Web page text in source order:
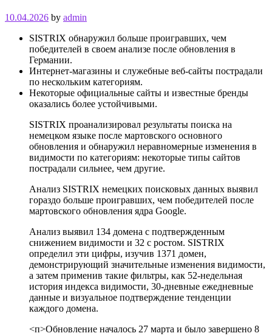
10.04.2026 by admin
SISTRIX обнаружил больше проигравших, чем
победителей в своем анализе после обновления в
Германии.
Интернет-магазины и служебные веб-сайты пострадали
по нескольким категориям.
Некоторые официальные сайты и известные бренды
оказались более устойчивыми.
SISTRIX проанализировал результаты поиска на
немецком языке после мартовского основного
обновления и обнаружил неравномерные изменения в
видимости по категориям: некоторые типы сайтов
пострадали сильнее, чем другие.
Анализ SISTRIX немецких поисковых данных выявил
гораздо больше проигравших, чем победителей после
мартовского обновления ядра Google.
Анализ выявил 134 домена с подтвержденным
снижением видимости и 32 с ростом. SISTRIX
определил эти цифры, изучив 1371 домен,
демонстрирующий значительные изменения видимости,
а затем применив такие фильтры, как 52-недельная
история индекса видимости, 30-дневные ежедневные
данные и визуальное подтверждение тенденции
каждого домена.
<п>Обновление началось 27 марта и было завершено 8